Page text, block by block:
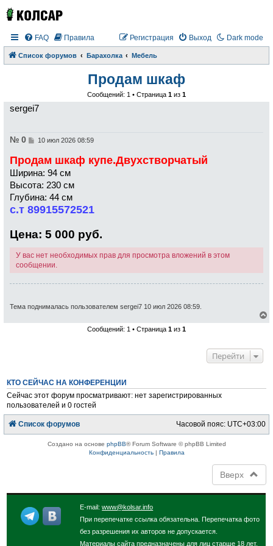
Dark mode
FAQ Правила Выход
Регистрация
Список форумов Барахолка Мебель
Продам шкаф
Сообщений: 1 • Страница 1 из 1
sergei7
№ 0
С
б
щ
е
н
и
е
10 июл 2026 08:59
Продам шкаф купе.Двухстворчатый
Ширина: 94 см
Высота: 230 см
Глубина: 44 см
с.т 89915572521
Цена: 5 000 руб.
У вас нет необходимых прав для просмотра вложений в этом
сообщении.
Тема поднималась пользователем sergei7 10 июл 2026 08:59.
е
ч
л
Сообщений: 1 • Страница 1 из 1
Перейти
КТО СЕЙЧАС НА КОНФЕРЕНЦИИ
Сейчас этот форум просматривают: нет зарегистрированных
пользователей и 0 гостей
Список форумов Часовой пояс: UTC+03:00
Создано на основе phpBB® Forum Software © phpBB Limited
Конфиденциальность| Правила
Вверх
E-mail:www@kolsar.info
При перепечатке ссылка обязательна. Перепечатка фото
без разрешения их авторов не допускается.
Материалы сайта предназначены для лиц старше 18 лет.